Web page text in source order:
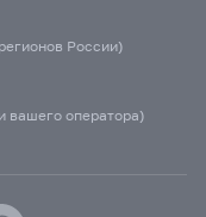
России)
вашего оператора)